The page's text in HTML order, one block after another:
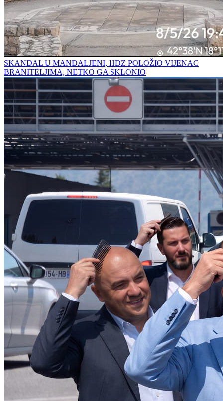
SKANDAL U MANDALJENI, HDZ POLOŽIO VIJENAC
BRANITELJIMA, NETKO GA SKLONIO